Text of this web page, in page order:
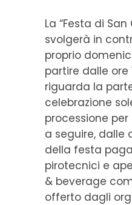
La “Festa di
svolgerà in
proprio
partire dalle ore
riguarda la
celebrazione
processione
a seguire, dalle
della festa
pirotecnici e
& beverage
offerto dagli